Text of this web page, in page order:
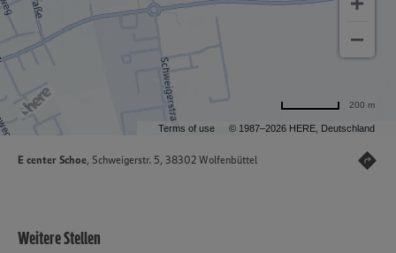
Terms of use © 1987–2026 HERE, Deutschland
200 m
E center Schoe, Schweigerstr. 5, 38302 Wolfenbüttel
Weitere Stellen